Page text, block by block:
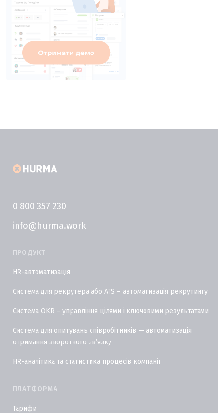
0 800 357 230
info@hurma.work
ПРОДУКТ
HR-автоматизація
Система для рекрутера або ATS – автоматизація рекрутингу
Система OKR – управління цілями і ключовими результатами
Система для опитувань співробітників — автоматизація
отримання зворотного звʼязку
HR-аналітика та статистика процесів компанії
ПЛАТФОРМА
Тарифи